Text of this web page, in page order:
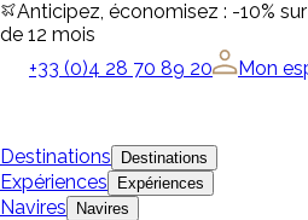
Anticipez, économisez : -10%
de 12 mois
+33 (0)4 28 70 89 20
Mon
Destinations Destinations
Expériences Expériences
Navires Navires